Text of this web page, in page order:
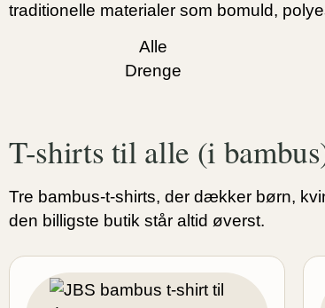
traditionelle materialer som bomuld,
Alle
Drenge
T-shirts til alle (i
Tre bambus-t-shirts, der dækker børn,
den billigste butik står altid øverst.